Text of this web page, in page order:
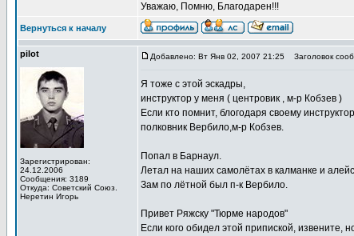
Уважаю, Помню, Благодарен!!!
Вернуться к началу
pilot
Зарегистрирован:
24.12.2006
Сообщения: 3189
Откуда: Советский Союз.
Неретин Игорь
Добавлено: Вт Янв 02, 2007 21:25 Заголовок
Я тоже с этой эскадры,
инструктор у меня ( центровик , м-р Кобзев )
Если кто помнит, блогодаря своему
полковник Вербило,м-р Кобзев.
Попал в Барнаул.
Летал на наших самолётах в калманке и
Зам по лётной был п-к Вербило.
Привет Ряжску "Тюрме народов"
Если кого обидел этой припиской, извените,